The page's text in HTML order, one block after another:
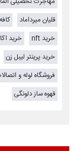
قلیان میرداماد
خرید nft
خرید
خرید پرینتر لیبل زن
فروشگاه لوله و
قهوه ساز دلونگی